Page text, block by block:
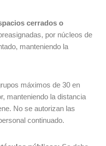
cerrados o
por núcleos de
manteniendo la
máximos de 30 en
manteniendo la distancia
No se autorizan las
continuado.